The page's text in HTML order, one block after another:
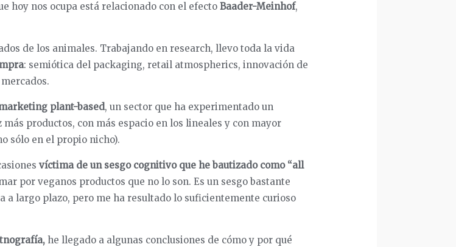
hoy nos ocupa está relacionado con el efecto Baader-Meinhof,
de los animales. Trabajando en research, llevo toda la vida
: semiótica del packaging, retail atmospherics, innovación de
plant-based, un sector que ha experimentado un
productos, con más espacio en los lineales y con mayor
sólo en el propio nicho).
víctima de un sesgo cognitivo que he bautizado como “all
por veganos productos que no lo son. Es un sesgo bastante
a largo plazo, pero me ha resultado lo suficientemente curioso
he llegado a algunas conclusiones de cómo y por qué